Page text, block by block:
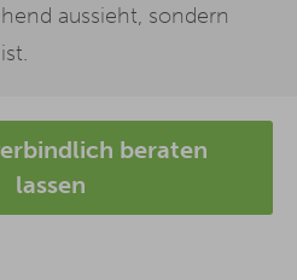
aussieht, sondern
beraten
lassen